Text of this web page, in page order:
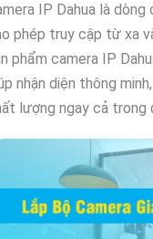
IP Dahua là dòng
phép truy cập từ xa
phẩm camera IP
nhận diện thông
lượng ngay cả trong